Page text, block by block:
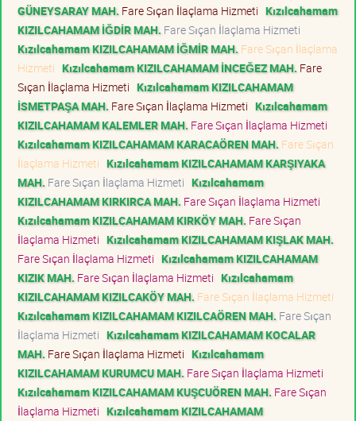
GÜNEYSARAY MAH. Fare Sıçan İlaçlama Hizmeti Kızılcahamam
KIZILCAHAMAM İĞDİR MAH. Fare Sıçan İlaçlama Hizmeti
Kızılcahamam KIZILCAHAMAM İĞMİR MAH. Fare Sıçan İlaçlama
Hizmeti Kızılcahamam KIZILCAHAMAM İNCEĞEZ MAH. Fare
Sıçan İlaçlama Hizmeti Kızılcahamam KIZILCAHAMAM
İSMETPAŞA MAH. Fare Sıçan İlaçlama Hizmeti Kızılcahamam
KIZILCAHAMAM KALEMLER MAH. Fare Sıçan İlaçlama Hizmeti
Kızılcahamam KIZILCAHAMAM KARACAÖREN MAH. Fare Sıçan
İlaçlama Hizmeti Kızılcahamam KIZILCAHAMAM KARŞIYAKA
MAH. Fare Sıçan İlaçlama Hizmeti Kızılcahamam
KIZILCAHAMAM KIRKIRCA MAH. Fare Sıçan İlaçlama Hizmeti
Kızılcahamam KIZILCAHAMAM KIRKÖY MAH. Fare Sıçan
İlaçlama Hizmeti Kızılcahamam KIZILCAHAMAM KIŞLAK MAH.
Fare Sıçan İlaçlama Hizmeti Kızılcahamam KIZILCAHAMAM
KIZIK MAH. Fare Sıçan İlaçlama Hizmeti Kızılcahamam
KIZILCAHAMAM KIZILCAKÖY MAH. Fare Sıçan İlaçlama Hizmeti
Kızılcahamam KIZILCAHAMAM KIZILCAÖREN MAH. Fare Sıçan
İlaçlama Hizmeti Kızılcahamam KIZILCAHAMAM KOCALAR
MAH. Fare Sıçan İlaçlama Hizmeti Kızılcahamam
KIZILCAHAMAM KURUMCU MAH. Fare Sıçan İlaçlama Hizmeti
Kızılcahamam KIZILCAHAMAM KUŞCUÖREN MAH. Fare Sıçan
İlaçlama Hizmeti Kızılcahamam KIZILCAHAMAM